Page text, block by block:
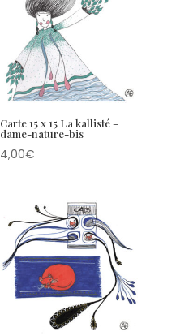
Carte 15 x 15 La kallisté –
dame-nature-bis
4,00€